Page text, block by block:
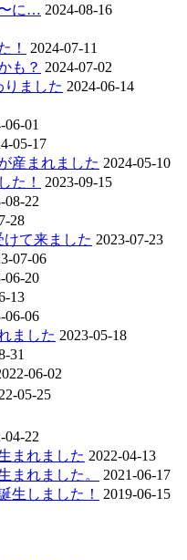
に… 2024-08-16
！
2024-07-11
も？ 2024-07-02
ました 2024-06-14
06-01
05-17
産まれました 2024-05-10
た！
2023-09-15
08-22
28
て来ました 2023-07-23
07-06
06-20
13
06-06
ました 2023-05-18
31
06-02
05-25
04-22
まれました 2022-04-13
まれました。
2021-06-17
生しました！
2019-06-15